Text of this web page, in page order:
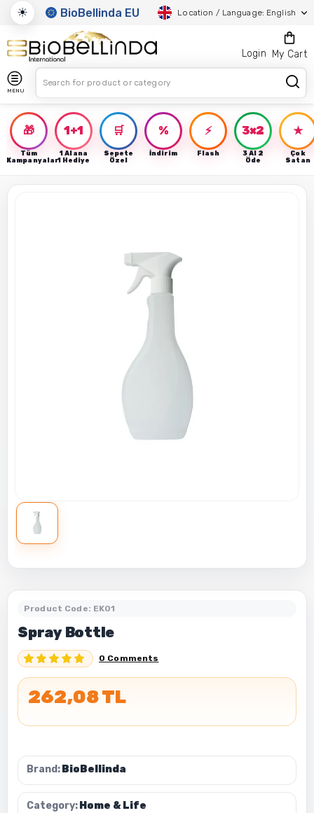
☀ BioBellinda EU Location / Language: English
Login My Cart
MENU
🎁
Tüm
Kampanyalar
1+1
1 Alana
1 Hediye
🛒
Sepete
Özel
%
İndirim
⚡
Flash
3×2
3 Al 2
Öde
★
Çok
Satan
Product Code: EK01
Spray Bottle
0 Comments
262,08 TL
Brand: BioBellinda
Category: Home & Life